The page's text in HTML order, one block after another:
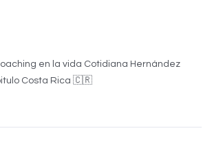
en la vida Cotidiana Hernández
Costa Rica 🇨🇷